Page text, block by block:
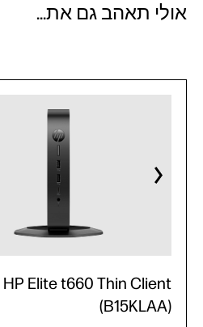
אולי תאהב גם את...
HP Elite t660 Thin Client
(B15KLAA)